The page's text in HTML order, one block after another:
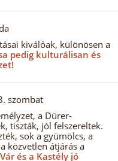
kiválóak, különösen a
pedig kulturálisan és
szombat
a Dürer-
tiszták, jól felszereltek.
sok a gyümölcs, a
közvetlen átjárás a
és a Kastély jó